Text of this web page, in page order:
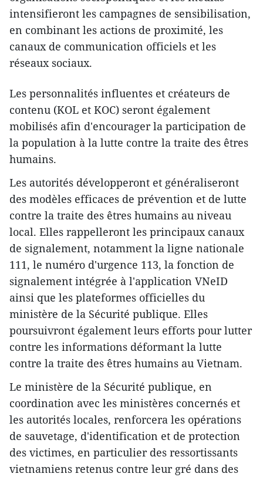
intensifieront les campagnes de sensibilisation,
en combinant les actions de proximité, les
canaux de communication officiels et les
réseaux sociaux.
Les personnalités influentes et créateurs de
contenu (KOL et KOC) seront également
mobilisés afin d'encourager la participation de
la population à la lutte contre la traite des êtres
humains.
Les autorités développeront et généraliseront
des modèles efficaces de prévention et de lutte
contre la traite des êtres humains au niveau
local. Elles rappelleront les principaux canaux
de signalement, notamment la ligne nationale
111, le numéro d'urgence 113, la fonction de
signalement intégrée à l'application VNeID
ainsi que les plateformes officielles du
ministère de la Sécurité publique. Elles
poursuivront également leurs efforts pour lutter
contre les informations déformant la lutte
contre la traite des êtres humains au Vietnam.
Le ministère de la Sécurité publique, en
coordination avec les ministères concernés et
les autorités locales, renforcera les opérations
de sauvetage, d'identification et de protection
des victimes, en particulier des ressortissants
vietnamiens retenus contre leur gré dans des